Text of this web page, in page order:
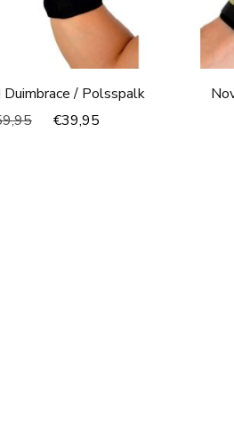
Duimbrace / Polsspalk
Oorspronkelijke
€39,95